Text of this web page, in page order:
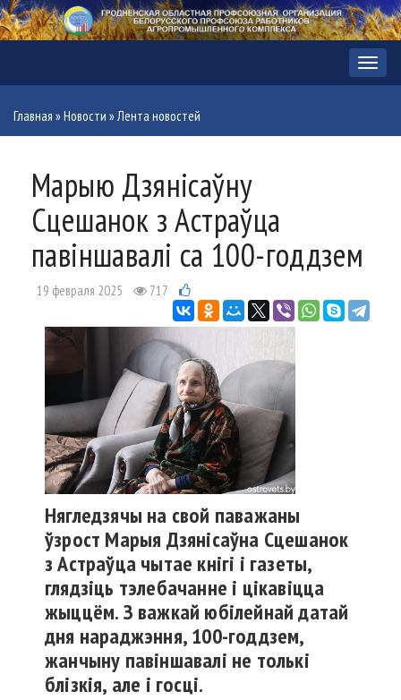
Меню
Главная »Новости »Лента новостей
Марыю Дзянісаўну
Сцешанок з Астраўца
павіншавалі са 100-годдзем
19 февраля 2025 717
Нягледзячы на свой паважаны
ўзрост Марыя Дзянісаўна Сцешанок
з Астраўца чытае кнігі і газеты,
глядзіць тэлебачанне і цікавіцца
жыццём. З важкай юбілейнай датай
дня нараджэння, 100-годдзем,
жанчыну павіншавалі не толькі
блізкія, але і госці.